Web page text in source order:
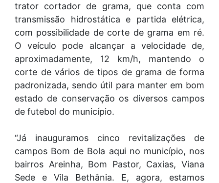
trator cortador de grama, que conta com
transmissão hidrostática e partida elétrica,
com possibilidade de corte de grama em ré.
O veículo pode alcançar a velocidade de,
aproximadamente, 12 km/h, mantendo o
corte de vários de tipos de grama de forma
padronizada, sendo útil para manter em bom
estado de conservação os diversos campos
de futebol do município.
“Já inauguramos cinco revitalizações de
campos Bom de Bola aqui no município, nos
bairros Areinha, Bom Pastor, Caxias, Viana
Sede e Vila Bethânia. E, agora, estamos